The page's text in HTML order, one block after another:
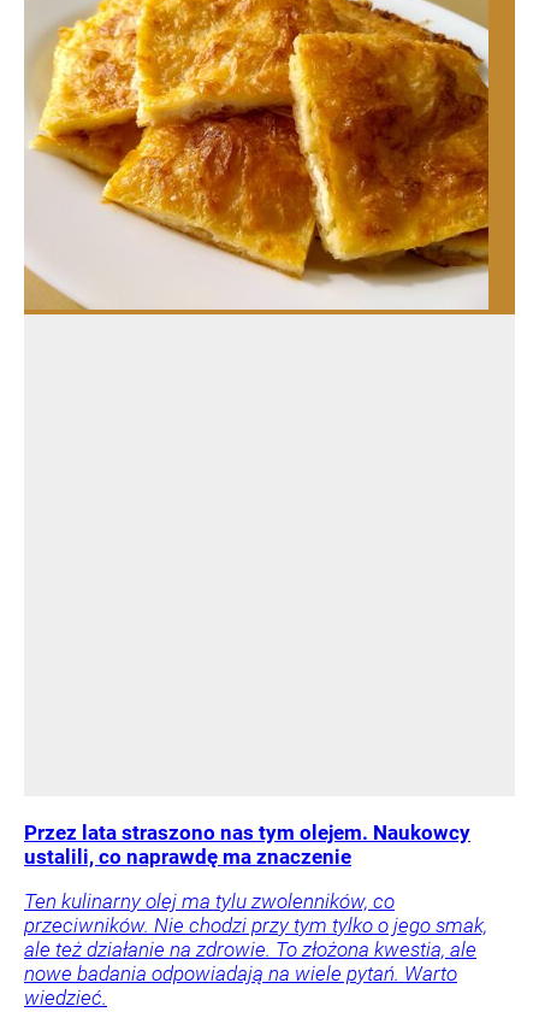
Przez lata straszono nas tym olejem. Naukowcy
ustalili, co naprawdę ma znaczenie
Ten kulinarny olej ma tylu zwolenników, co
przeciwników. Nie chodzi przy tym tylko o jego smak,
ale też działanie na zdrowie. To złożona kwestia, ale
nowe badania odpowiadają na wiele pytań. Warto
wiedzieć.